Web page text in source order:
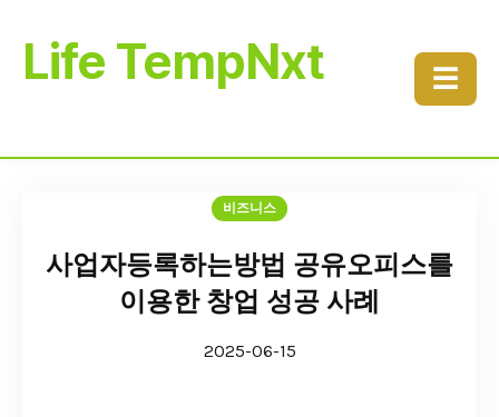
Life TempNxt ☰
비즈니스
사업자등록하는방법 공유오피스를
이용한 창업 성공 사례
2025-06-15